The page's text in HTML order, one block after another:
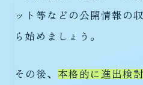
ット等などの公開情報の
ら始めましょう。
その後、 本格的に進出検